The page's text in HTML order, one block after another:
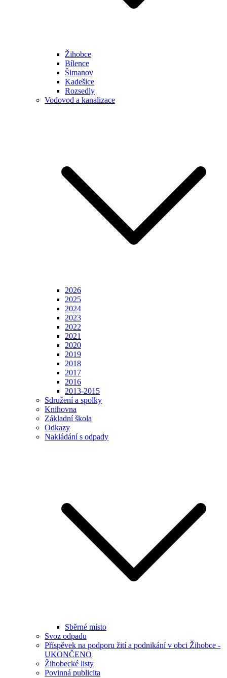
Žihobce
Bílence
Šimanov
Kadešice
Rozsedly
Vodovod a kanalizace
2026
2025
2024
2023
2022
2021
2020
2019
2018
2017
2016
2013-2015
Sdružení a spolky
Knihovna
Základní škola
Odkazy
Nakládání s odpady
Sběrné místo
Svoz odpadu
Příspěvek na podporu žití a podnikání v obci Žihobce -
UKONČENO
Žihobecké listy
Povinná publicita